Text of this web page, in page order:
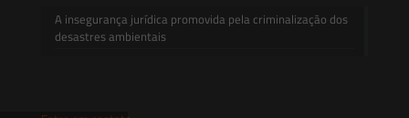
A insegurança jurídica promovida pela criminalização dos
desastres ambientais